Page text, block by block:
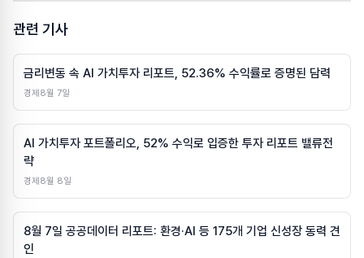
관련 기사
금리변동 속 AI 가치투자 리포트, 52.36% 수익률로 증명된 담력
경제8월 7일
AI 가치투자 포트폴리오, 52% 수익로 입증한 투자 리포트 밸류전
략
경제8월 8일
8월 7일 공공데이터 리포트: 환경·AI 등 175개 기업 신성장 동력 견
인